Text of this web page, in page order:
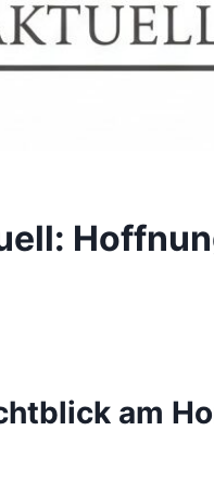
am